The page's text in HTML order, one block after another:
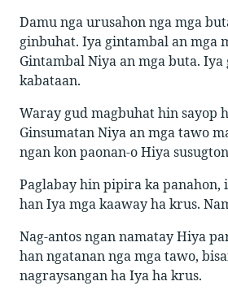
Damu nga urusahon nga mga
ginbuhat. Iya gintambal an mga
Gintambal Niya an mga buta.
kabataan.
Waray gud magbuhat hin sayop
Ginsumatan Niya an mga tawo
ngan kon paonan-o Hiya
Paglabay hin pipira ka panahon,
han Iya mga kaaway ha krus.
Nag-antos ngan namatay Hiya
han ngatanan nga mga tawo,
nagraysangan ha Iya ha krus.